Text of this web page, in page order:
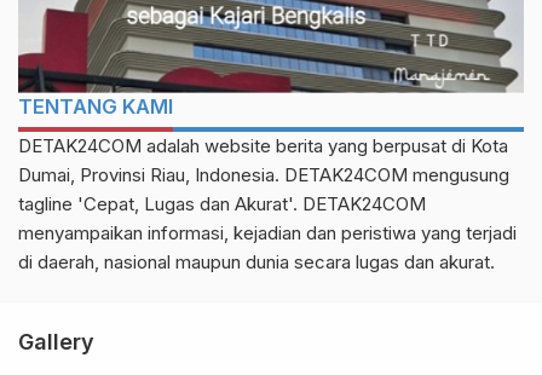
TENTANG KAMI
DETAK24COM adalah website berita yang berpusat di Kota
Dumai, Provinsi Riau, Indonesia. DETAK24COM mengusung
tagline 'Cepat, Lugas dan Akurat'. DETAK24COM
menyampaikan informasi, kejadian dan peristiwa yang terjadi
di daerah, nasional maupun dunia secara lugas dan akurat.
Gallery